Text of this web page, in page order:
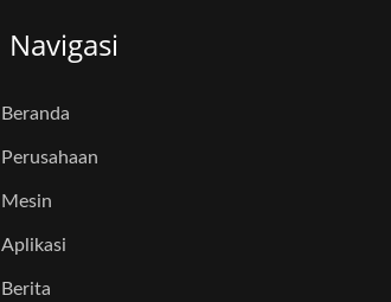
Navigasi
Beranda
Perusahaan
Mesin
Aplikasi
Berita